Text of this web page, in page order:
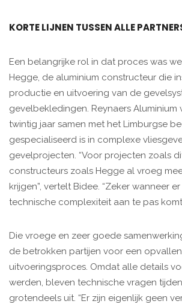
KORTE LIJNEN TUSSEN ALLE
Een belangrijke rol in dat proces was
Hegge, de aluminium constructeur die
productie en uitvoering van de
gevelbekledingen. Reynaers Aluminium
twintig jaar samen met het Limburgse
gespecialiseerd is in complexe
gevelprojecten. “Voor projecten zoals
constructeurs zoals Hegge al vroeg
krijgen”, vertelt Bidee. “Zeker wanneer
technische complexiteit aan te pas
Die vroege en zeer goede
de betrokken partijen voor een
uitvoeringsproces. Omdat alle details
werden, bleven technische vragen
grotendeels uit. “Er zijn eigenlijk geen